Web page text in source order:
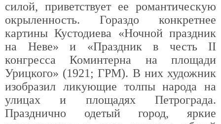
силой, приветствует ее романтическую
окрыленность. Гораздо конкретнее
картины Кустодиева «Ночной праздник
на Неве» и «Праздник в честь II
конгресса Коминтерна на площади
Урицкого» (1921; ГРМ). В них художник
изобразил ликующие толпы народа на
улицах и площадях Петрограда.
Празднично одетый город, яркие